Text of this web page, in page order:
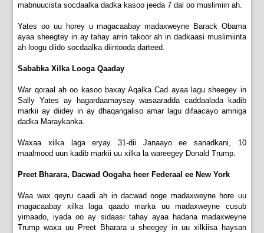
mabnuucista socdaalka dadka kasoo jeeda 7 dal oo muslimiin ah.
Yates oo uu horey u magacaabay madaxweyne Barack Obama
ayaa sheegtey in ay tahay arrin takoor ah in dadkaasi muslimiinta
ah loogu diido socdaalka diintooda darteed.
Sababka Xilka Looga Qaaday
War qoraal ah oo kasoo baxay Aqalka Cad ayaa lagu sheegey in
Sally Yates ay hagardaamaysay wasaaradda caddaalada kadib
markii ay diidey in ay dhaqangaliso amar lagu difaacayo amniga
dadka Maraykanka.
Waxaa xilka laga eryay 31-dii Janaayo ee sanadkani, 10
maalmood uun kadib markii uu xilka la wareegey Donald Trump.
Preet Bharara, Dacwad Oogaha heer Federaal ee New York
Waa wax qeyru caadi ah in dacwad ooge madaxweyne hore uu
magacaabay xilka laga qaado marka uu madaxweyne cusub
yimaado, iyada oo ay sidaasi tahay ayaa hadana madaxweyne
Trump waxa uu Preet Bharara u sheegey in uu xilkiisa haysan